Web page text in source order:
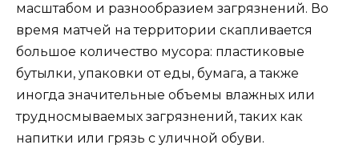
масштабом и разнообразием загрязнений. Во
время матчей на территории скапливается
большое количество мусора: пластиковые
бутылки, упаковки от еды, бумага, а также
иногда значительные объемы влажных или
трудносмываемых загрязнений, таких как
напитки или грязь с уличной обуви.